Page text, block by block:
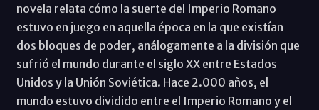
novela relata cómo la suerte del Imperio Romano
estuvo en juego en aquella época en la que existían
dos bloques de poder, análogamente a la división que
sufrió el mundo durante el siglo XX entre Estados
Unidos y la Unión Soviética. Hace 2.000 años, el
mundo estuvo dividido entre el Imperio Romano y el